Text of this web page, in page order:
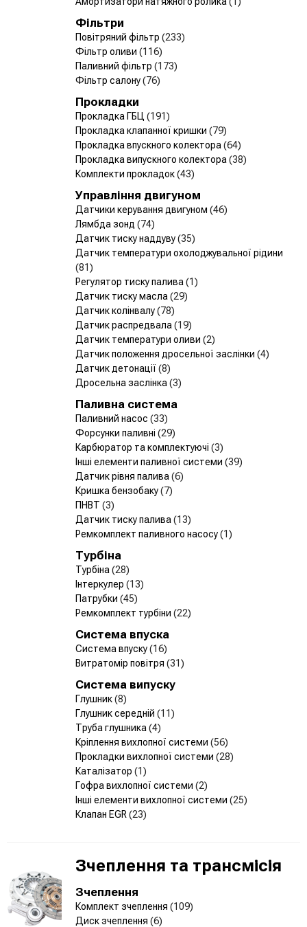
Фільтри
Повітряний фільтр (233)
Фільтр оливи (116)
Паливний фільтр (173)
Фільтр салону(76)
Прокладки
Прокладка ГБЦ (191)
Прокладка клапанної кришки (79)
Прокладка впускного колектора (64)
Прокладка випускного колектора (38)
Комплекти прокладок(43)
Управління двигуном
Датчики керування двигуном (46)
Лямбда зонд (74)
Датчик тиску наддуву(35)
Датчик температури охолоджувальної рідини
(81)
Регулятор тиску палива (1)
Датчик тиску масла (29)
Датчик колінвалу(78)
Датчик распредвала (19)
Датчик температури оливи (2)
Датчик положення дросельної заслінки (4)
Датчик детонації (8)
Дросельна заслінка (3)
Паливна система
Паливний насос (33)
Форсунки паливні (29)
Карбюратор та комплектуючі (3)
Інші елементи паливної системи (39)
Датчик рівня палива (6)
Кришка бензобаку(7)
ПНВТ (3)
Датчик тиску палива (13)
Ремкомплект паливного насосу(1)
Турбіна
Турбіна (28)
Інтеркулер (13)
Патрубки (45)
Ремкомплект турбіни (22)
Система впуска
Система впуску(16)
Витратомір повітря (31)
Система випуску
Глушник(8)
Глушник середній (11)
Труба глушника (4)
Кріплення вихлопної системи (56)
Прокладки вихлопної системи (28)
Каталізатор (1)
Гофра вихлопної системи (2)
Інші елементи вихлопної системи (25)
Клапан EGR (23)
Зчеплення та трансмісія
Зчеплення
Комплект зчеплення (109)
Диск зчеплення (6)